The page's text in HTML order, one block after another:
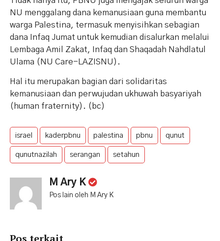
NU menggalang dana kemanusiaan guna membantu
warga Palestina, termasuk menyisihkan sebagian
dana Infaq Jumat untuk kemudian disalurkan melalui
Lembaga Amil Zakat, Infaq dan Shaqadah Nahdlatul
Ulama (NU Care-LAZISNU).
Hal itu merupakan bagian dari solidaritas
kemanusiaan dan perwujudan ukhuwah basyariyah
(human fraternity). (bc)
israel kaderpbnu palestina pbnu qunut
qunutnazilah serangan setahun
M Ary K
Pos lain oleh M Ary K